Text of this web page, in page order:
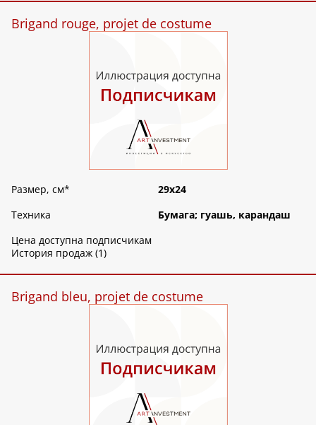
Brigand rouge, projet de costume
Размер, см*
29х24
Техника
Бумага; гуашь, карандаш
Цена доступна подписчикам
История продаж (1)
Brigand bleu, projet de costume